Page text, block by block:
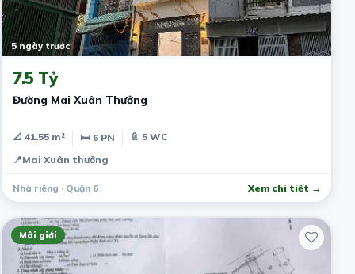
5 ngày trước
7.5 Tỷ
Đường Mai Xuân Thưởng
📐 41.55 m² 🛏 6 PN
🚿 5 WC
📍Mai Xuân thưởng
Nhà riêng · Quận 6 Xem chi tiết →
Môi giới